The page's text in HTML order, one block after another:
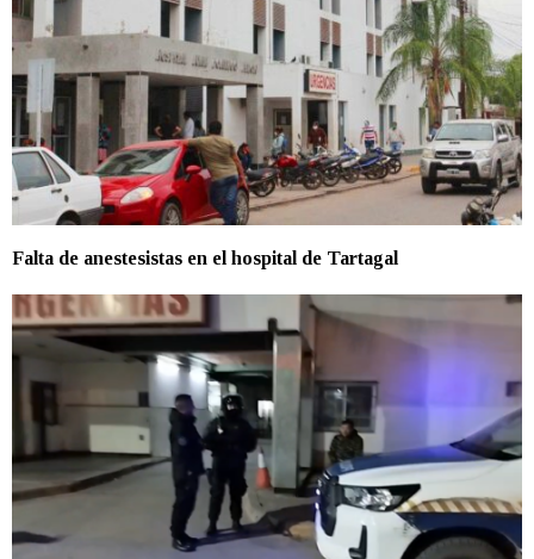
Falta de anestesistas en el hospital de Tartagal